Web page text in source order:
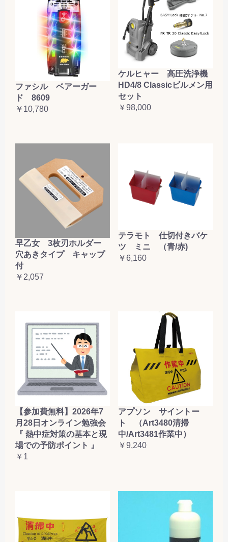
ファシル ベアーガー
ド 8609
￥10,780
ケルヒャー 高圧洗浄機
HD4/8 Classicビルメン用
セット
￥98,000
早乙女 3枚刃ホルダー
穴あきタイプ キャップ
付
￥2,057
テラモト 仕切付きバケ
ツ ミニ （青/赤)
￥6,160
【参加費無料】2026年7
月28日オンライン勉強会
『 熱中症対策の基本と現
場での予防ポイント 』
￥1
アプソン サイントー
ト （Art3480清掃
中/Art3481作業中）
￥9,240